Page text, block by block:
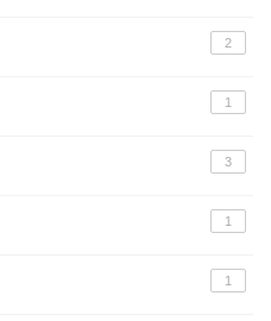
2
1
3
1
1